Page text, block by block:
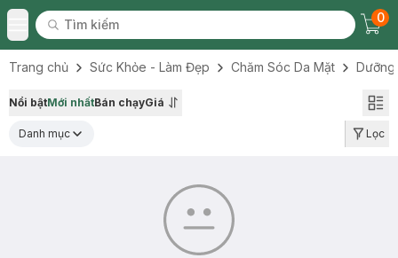
Toggle Menu
Tìm kiếm
Tìm kiếm
0
Trang chủ Sức Khỏe - Làm Đẹp Chăm Sóc Da Mặt Dưỡng
Nổi bậtMới nhấtBán chạyGiá
Danh mục Lọc